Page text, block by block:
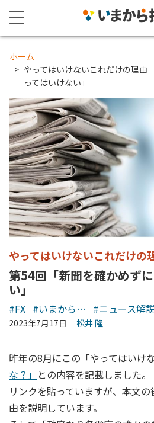
ホーム
やってはいけないこれだけの理
ってはいけない」
やってはいけないこれだけの
第54回「新聞を確かめず
い」
#FX #いまから… #ニュース解
2023年7月17日 松井 隆
昨年の8月にこの「やってはいけ
な？」 との内容を記載しました。
リンクを貼っていますが、本文
由を説明しています。